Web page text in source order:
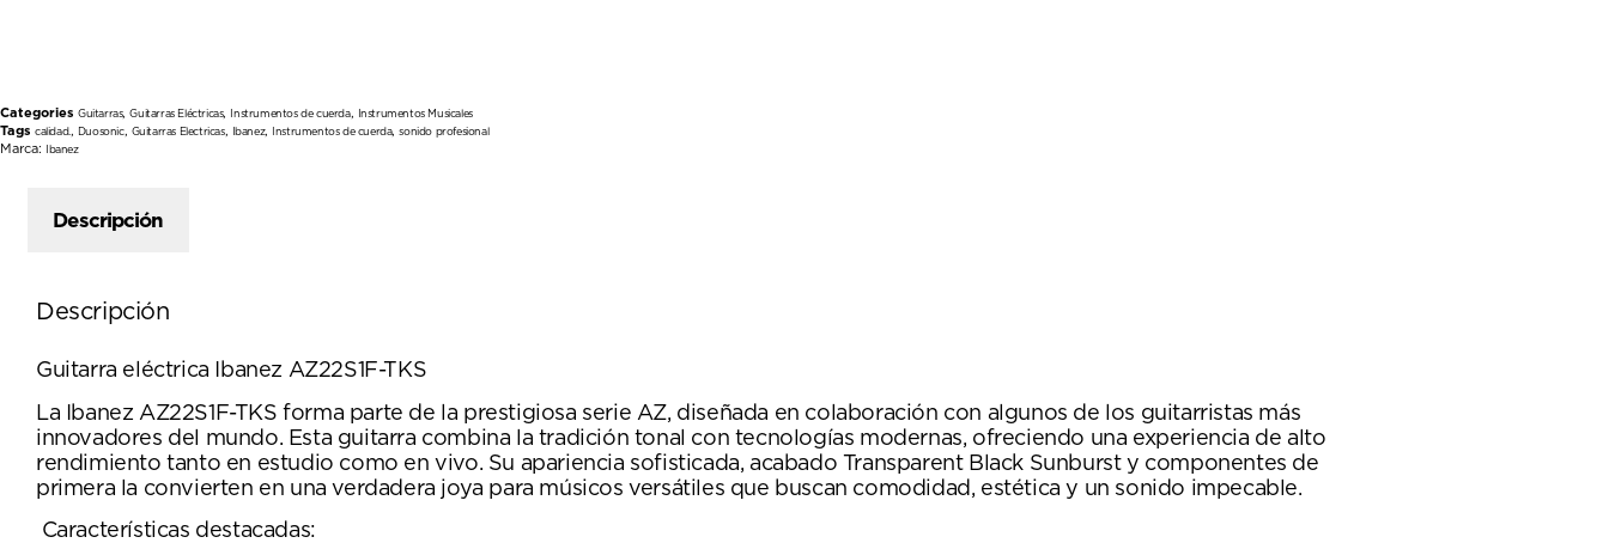
Categories Guitarras,Guitarras Eléctricas, Instrumentos de cuerda, Instrumentos Musicales
Tags calidad., Duosonic, Guitarras Electricas, Ibanez, Instrumentos de cuerda,sonido profesional
Marca: Ibanez
Descripción
Descripción
Guitarra eléctrica Ibanez AZ22S1F-TKS
La Ibanez AZ22S1F-TKS forma parte de la prestigiosa serie AZ, diseñada en colaboración con algunos de los guitarristas más
innovadores del mundo. Esta guitarra combina la tradición tonal con tecnologías modernas, ofreciendo una experiencia de alto
rendimiento tanto en estudio como en vivo. Su apariencia sofisticada, acabado Transparent Black Sunburst y componentes de
primera la convierten en una verdadera joya para músicos versátiles que buscan comodidad, estética y un sonido impecable.
Características destacadas: